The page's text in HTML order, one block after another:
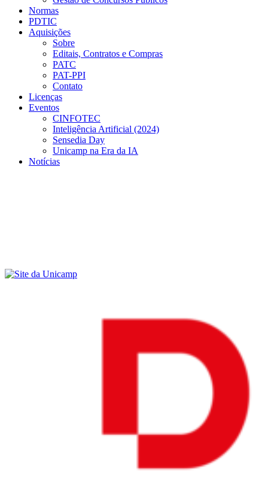
Normas
PDTIC
Aquisições
Sobre
Editais, Contratos e Compras
PATC
PAT-PPI
Contato
Licenças
Eventos
CINFOTEC
Inteligência Artificial (2024)
Sensedia Day
Unicamp na Era da IA
Notícias